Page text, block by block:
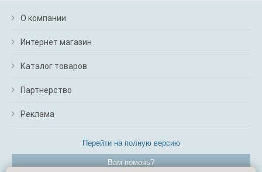
О компании
Интернет магазин
Каталог товаров
Партнерство
Реклама
Перейти на полную версию
Вам помочь?